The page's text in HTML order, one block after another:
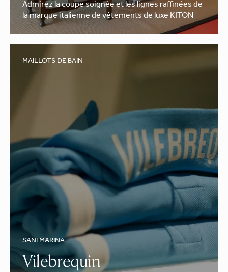
Admirez la coupe soignée et les lignes raffinées de
la marque italienne de vêtements de luxe KITON
MAILLOTS DE BAIN
SANI MARINA
Vilebrequin